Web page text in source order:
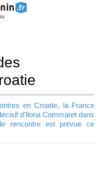
en Croatie, la France
d'Ilona Commaret dans
rencontre est prévue ce